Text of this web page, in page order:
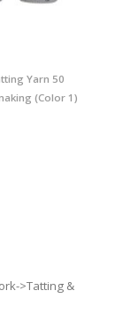
Yarn 50
(Color 1)
>Tatting &